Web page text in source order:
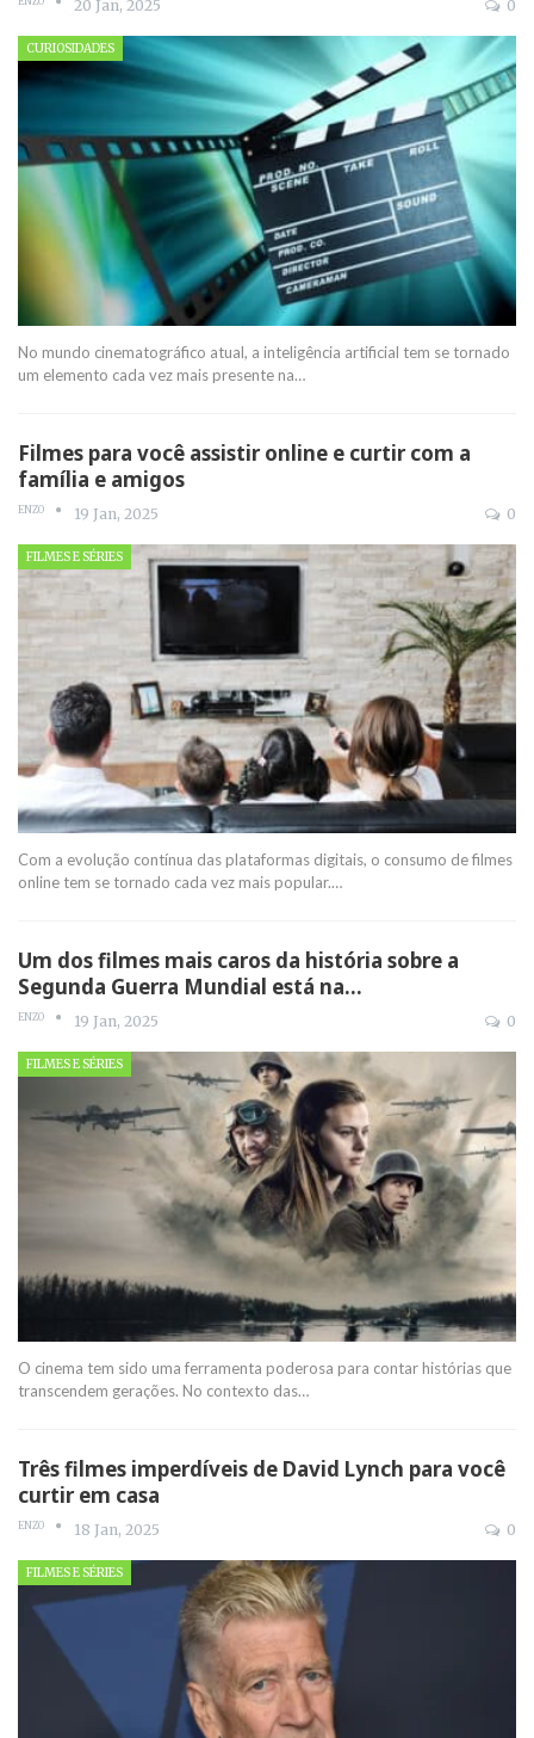
20 Jan, 2025 0
CURIOSIDADES
No mundo cinematográfico atual, a inteligência artificial tem se tornado
um elemento cada vez mais presente na…
Filmes para você assistir online e curtir com a
família e amigos
ENZO 19 Jan, 2025 0
FILMES E SÉRIES
Com a evolução contínua das plataformas digitais, o consumo de filmes
online tem se tornado cada vez mais popular.…
Um dos filmes mais caros da história sobre a
Segunda Guerra Mundial está na…
ENZO 19 Jan, 2025 0
FILMES E SÉRIES
O cinema tem sido uma ferramenta poderosa para contar histórias que
transcendem gerações. No contexto das…
Três filmes imperdíveis de David Lynch para você
curtir em casa
ENZO 18 Jan, 2025 0
FILMES E SÉRIES